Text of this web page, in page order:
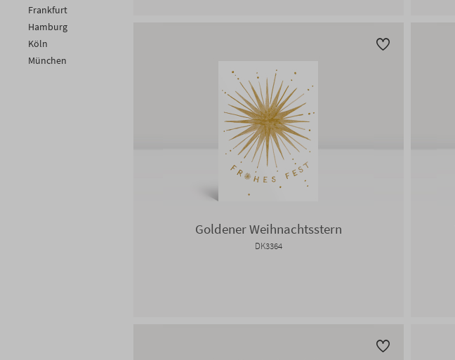
Frankfurt
Hamburg
Köln
München
Goldener Weihnachtsstern
DK3364